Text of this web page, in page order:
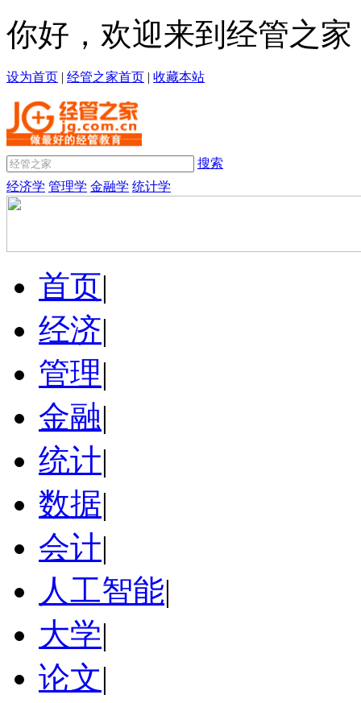
你好，欢迎来到经管之家
设为首页 | 经管之家首页 | 收藏本站
搜索
经济学 管理学 金融学 统计学
首页|
经济|
管理|
金融|
统计|
数据|
会计|
人工智能|
大学|
论文|